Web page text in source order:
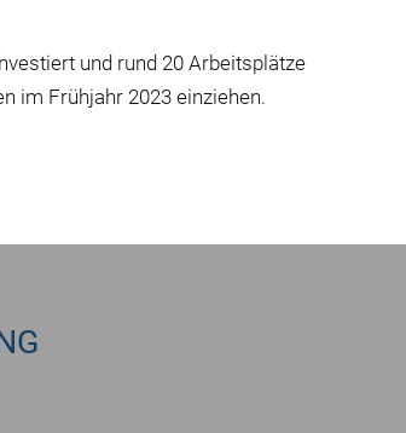
und rund 20 Arbeitsplätze
im Frühjahr 2023 einziehen.